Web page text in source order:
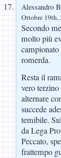
Alessandro
Ottobre 19th,
Secondo
molto più
romerda.
Resta il
vero
alternare
succede
temibile.
da Lega
Peccato,
frattempo